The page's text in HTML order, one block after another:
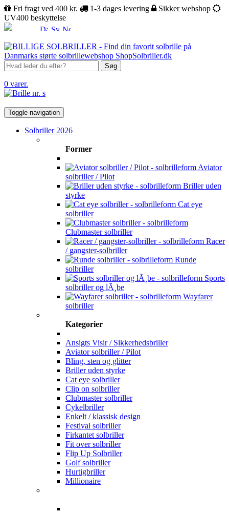
Fri fragt ved 400 kr. 1-3 dages levering
Sikker webshop
UV400 beskyttelse
Søg
0 varer.
Toggle navigation
Solbriller 2026
Former
Aviator
solbriller / Pilot
Briller uden
styrke
Cat eye
solbriller
Clubmaster solbriller
Racer
/ gangster-solbriller
Runde
solbriller
Sports
solbriller og lÃ¸be
Wayfarer
solbriller
Kategorier
Ansigts Visir / Sikkerhedsbriller
Aviator solbriller / Pilot
Bling, sten og glitter
Briller uden styrke
Cat eye solbriller
Clip on solbriller
Clubmaster solbriller
Cykelbriller
Enkelt / klassisk design
Festival solbriller
Firkantet solbriller
Fit over solbriller
Flip Up Solbriller
Golf solbriller
Hurtigbriller
Millionaire